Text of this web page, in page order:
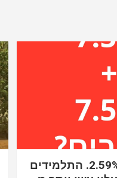
הנאסד"ק עלה 2.59%. התלמידים